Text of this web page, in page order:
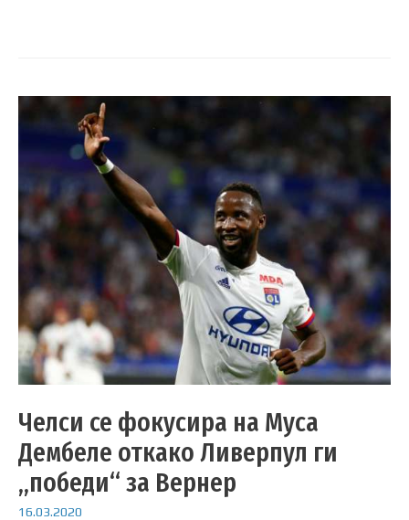
Челси се фокусира на Муса
Дембеле откако Ливерпул ги
„победи“ за Вернер
16.03.2020